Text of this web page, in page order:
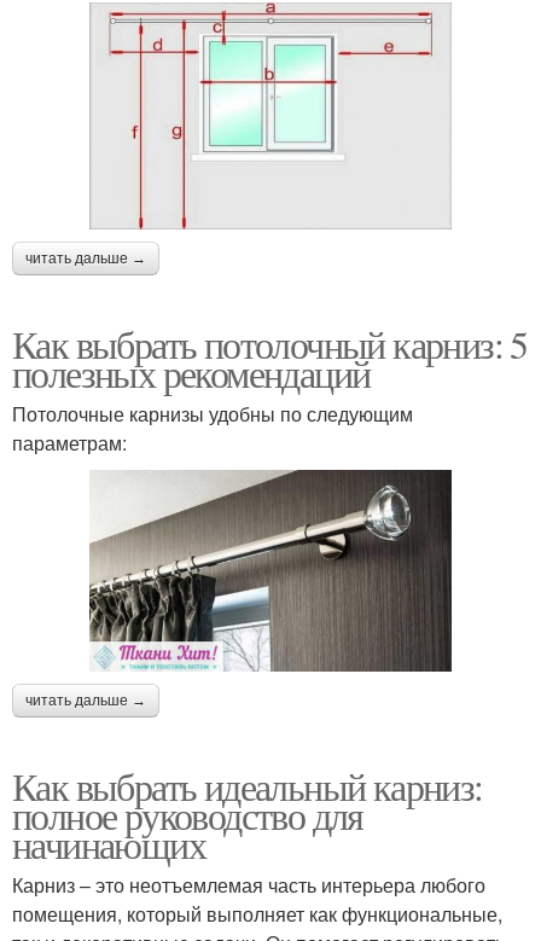
читать дальше →
Как выбрать потолочный карниз: 5
полезных рекомендаций
Потолочные карнизы удобны по следующим
параметрам:
читать дальше →
Как выбрать идеальный карниз:
полное руководство для
начинающих
Карниз – это неотъемлемая часть интерьера любого
помещения, который выполняет как функциональные,